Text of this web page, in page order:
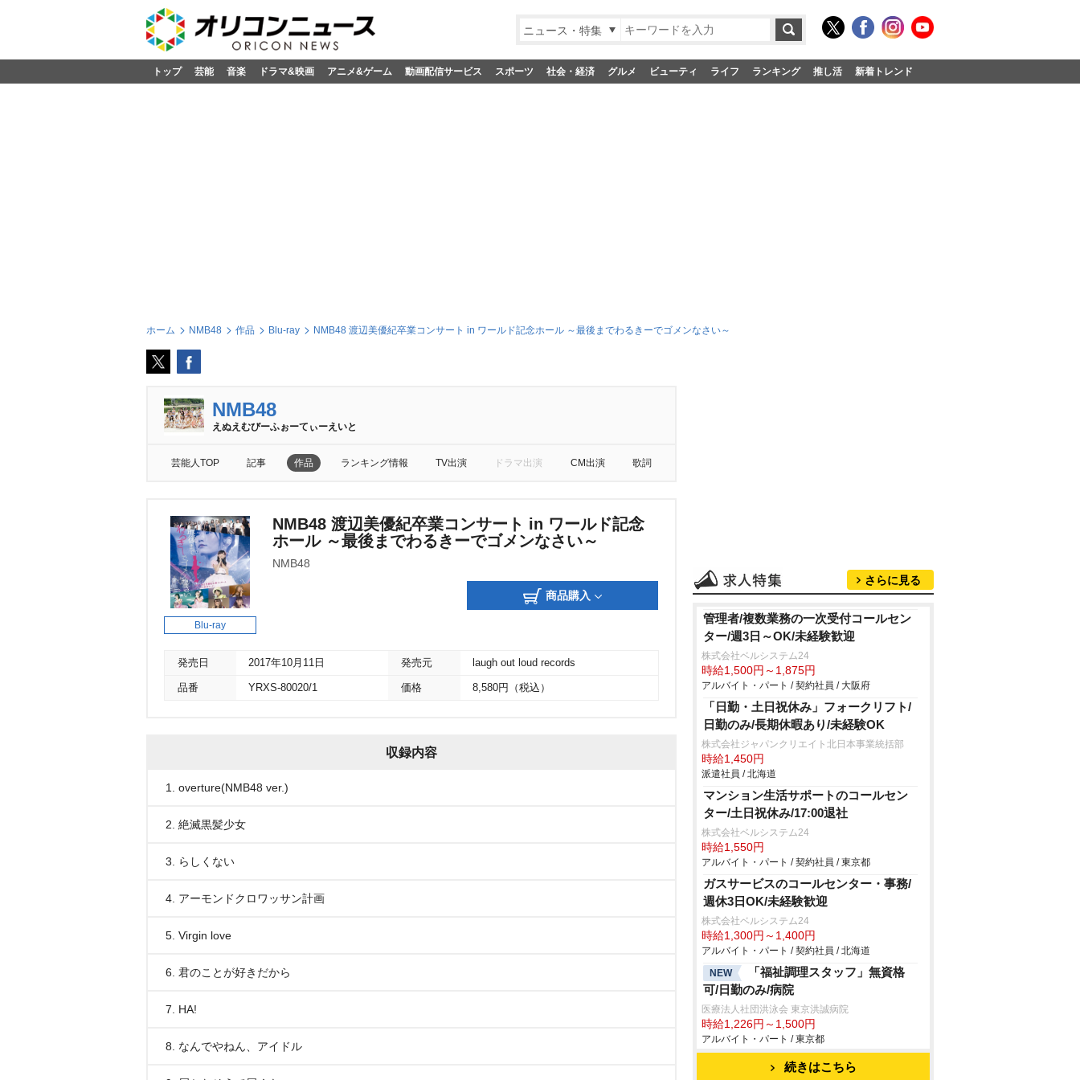
ニュース・特集
トップ 芸能 音楽 ドラマ&映画 アニメ&ゲーム 動画配信サービス スポーツ 社会・経済 グルメ ビューティ ライフ ランキング 推し活 新着トレンド
ホーム NMB48 作品 Blu-ray NMB48 渡辺美優紀卒業コンサート in ワールド記念ホール ～最後までわるきーでゴメンなさい～
NMB48
えぬえむびーふぉーてぃーえいと
芸能人TOP 記事 作品 ランキング情報 TV出演 ドラマ出演 CM出演 歌詞
Blu-ray
NMB48 渡辺美優紀卒業コンサート in ワールド記念
ホール ～最後までわるきーでゴメンなさい～
NMB48
商品購入
発売日 2017年10月11日 発売元 laugh out loud records
品番 YRXS-80020/1 価格 8,580円（税込）
収録内容
1. overture(NMB48 ver.)
2. 絶滅黒髪少女
3. らしくない
4. アーモンドクロワッサン計画
5. Virgin love
6. 君のことが好きだから
7. HA!
8. なんでやねん、アイドル
さらに見る
管理者/複数業務の一次受付コールセン
ター/週3日～OK/未経験歓迎
株式会社ベルシステム24
時給1,500円～1,875円
アルバイト・パート / 契約社員 / 大阪府
「日勤・土日祝休み」フォークリフト/
日勤のみ/長期休暇あり/未経験OK
株式会社ジャパンクリエイト北日本事業統括部
時給1,450円
派遣社員 / 北海道
マンション生活サポートのコールセン
ター/土日祝休み/17:00退社
株式会社ベルシステム24
時給1,550円
アルバイト・パート / 契約社員 / 東京都
ガスサービスのコールセンター・事務/
週休3日OK/未経験歓迎
株式会社ベルシステム24
時給1,300円～1,400円
アルバイト・パート / 契約社員 / 北海道
NEW
「福祉調理スタッフ」無資格
可/日勤のみ/病院
医療法人社団洪泳会 東京洪誠病院
時給1,226円～1,500円
アルバイト・パート / 東京都
続きはこちら